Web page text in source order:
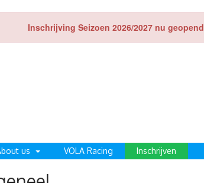
Inschrijving Seizoen 2026/2027 nu geopend
us VOLA Racing Inschrijven